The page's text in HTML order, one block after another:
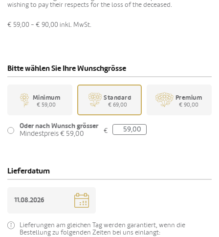
wishing to pay their respects for the loss of the deceased.
€ 59,00 - € 90,00 inkl. MwSt.
Bitte wählen Sie Ihre Wunschgrösse
Minimum
€ 59,00
Standard
€ 69,00
Premium
€ 90,00
Oder nach Wunsch grösser
Mindestpreis € 59,00
€
Lieferdatum
Lieferungen am gleichen Tag werden garantiert, wenn die
Bestellung zu folgenden Zeiten bei uns einlangt: